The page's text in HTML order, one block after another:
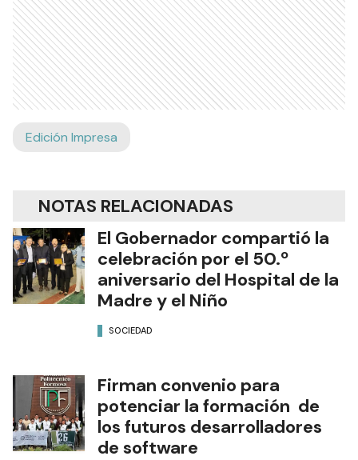
Edición Impresa
NOTAS RELACIONADAS
El Gobernador compartió la
celebración por el 50.º
aniversario del Hospital de la
Madre y el Niño
SOCIEDAD
Firman convenio para
potenciar la formación de
los futuros desarrolladores
de software